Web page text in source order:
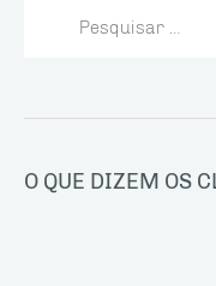
O QUE DIZEM OS